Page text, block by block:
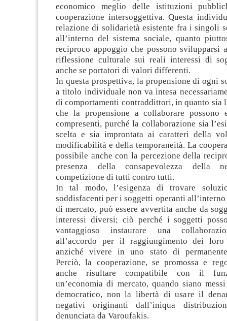
economico meglio delle istituzioni
cooperazione intersoggettiva. Questa
relazione di solidarietà esistente fra i singoli
all’interno del sistema sociale, quanto
reciproco appoggio che possono svilupparsi
riflessione culturale sui reali interessi di
anche se portatori di valori differenti.
In questa prospettiva, la propensione di ogni
a titolo individuale non va intesa
di comportamenti contraddittori, in quanto sia
che la propensione a collaborare possono
compresenti, purché la collaborazione sia
scelta e sia improntata ai caratteri della
modificabilità e della temporaneità. La
possibile anche con la percezione della
presenza della consapevolezza della
competizione di tutti contro tutti.
In tal modo, l’esigenza di trovare
soddisfacenti per i soggetti operanti all’interno
di mercato, può essere avvertita anche da
interessi diversi; ciò perché i soggetti
vantaggioso instaurare una
all’accordo per il raggiungimento dei
anziché vivere in uno stato di
Perciò, la cooperazione, se promossa e
anche risultare compatibile con il
un’economia di mercato, quando siano
democratico, non la libertà di usare il
negativi originanti dall’iniqua
denunciata da Varoufakis.